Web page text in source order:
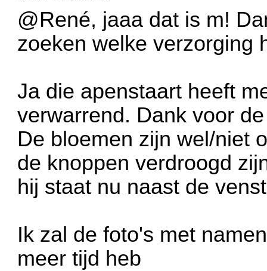
@René, jaaa dat is m!
zoeken welke verzorging
Ja die apenstaart heeft
verwarrend. Dank voor
De bloemen zijn wel/niet
de knoppen verdroogd
hij staat nu naast de
Ik zal de foto's met
meer tijd heb